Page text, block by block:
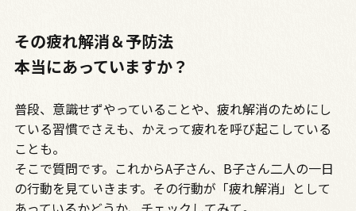
その疲れ解消＆予防法
本当にあっていますか？
普段、意識せずやっていることや、疲れ解消のためにし
ている習慣でさえも、かえって疲れを呼び起こしている
ことも。
そこで質問です。これからA子さん、B子さん二人の一日
の行動を見ていきます。その行動が「疲れ解消」として